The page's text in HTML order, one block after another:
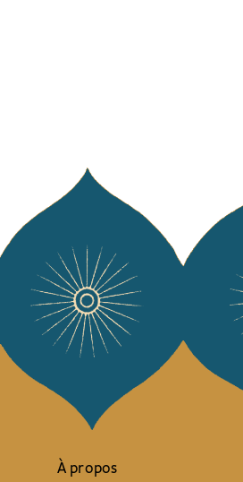
À propos